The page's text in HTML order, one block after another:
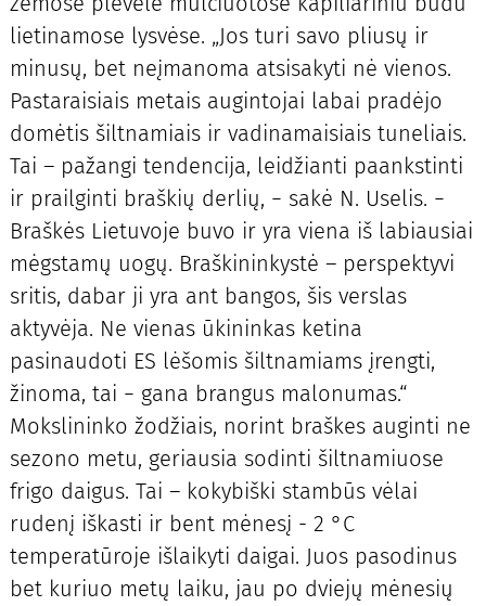
lietinamose lysvėse. „Jos turi savo pliusų ir
minusų, bet neįmanoma atsisakyti nė vienos.
Pastaraisiais metais augintojai labai pradėjo
domėtis šiltnamiais ir vadinamaisiais tuneliais.
Tai – pažangi tendencija, leidžianti paankstinti
ir prailginti braškių derlių, − sakė N. Uselis. −
Braškės Lietuvoje buvo ir yra viena iš labiausiai
mėgstamų uogų. Braškininkystė – perspektyvi
sritis, dabar ji yra ant bangos, šis verslas
aktyvėja. Ne vienas ūkininkas ketina
pasinaudoti ES lėšomis šiltnamiams įrengti,
žinoma, tai − gana brangus malonumas.“
Mokslininko žodžiais, norint braškes auginti ne
sezono metu, geriausia sodinti šiltnamiuose
frigo daigus. Tai – kokybiški stambūs vėlai
rudenį iškasti ir bent mėnesį - 2 °C
temperatūroje išlaikyti daigai. Juos pasodinus
bet kuriuo metų laiku, jau po dviejų mėnesių